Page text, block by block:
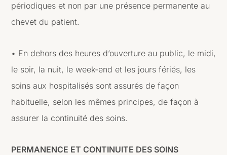
périodiques et non par une présence permanente au
chevet du patient.
• En dehors des heures d’ouverture au public, le midi,
le soir, la nuit, le week-end et les jours fériés, les
soins aux hospitalisés sont assurés de façon
habituelle, selon les mêmes principes, de façon à
assurer la continuité des soins.
PERMANENCE ET CONTINUITE DES SOINS